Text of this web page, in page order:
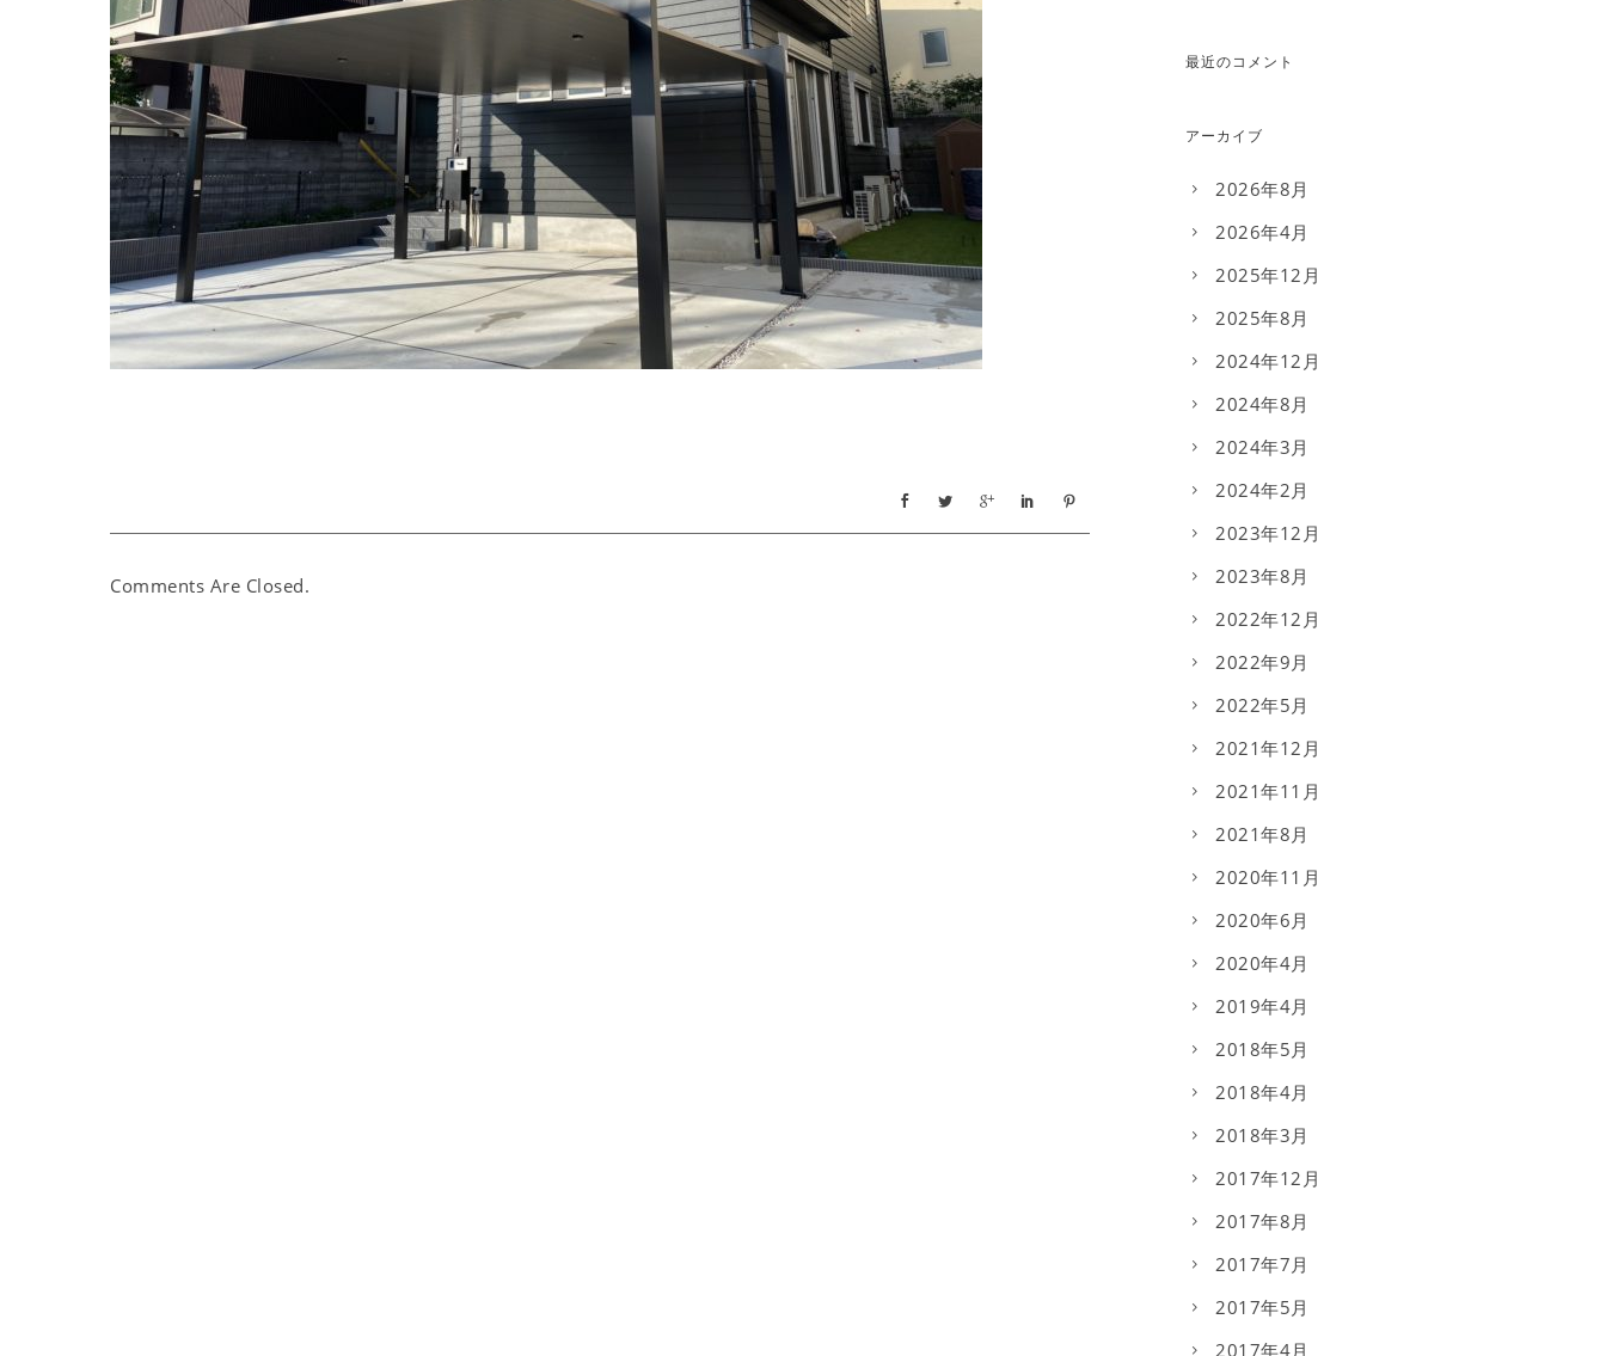
Comments Are Closed.
最近のコメント
アーカイブ
2026年8月
2026年4月
2025年12月
2025年8月
2024年12月
2024年8月
2024年3月
2024年2月
2023年12月
2023年8月
2022年12月
2022年9月
2022年5月
2021年12月
2021年11月
2021年8月
2020年11月
2020年6月
2020年4月
2019年4月
2018年5月
2018年4月
2018年3月
2017年12月
2017年8月
2017年7月
2017年5月
2017年4月